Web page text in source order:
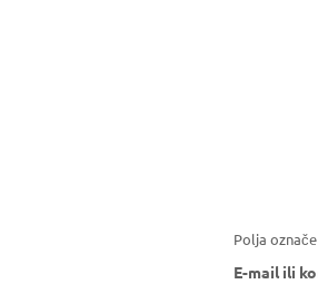
Polja
E-mail ili